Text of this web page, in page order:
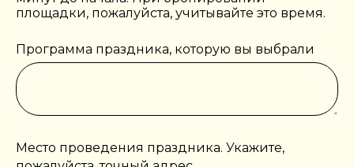
площадки, пожалуйста, учитывайте это время.
Программа праздника, которую вы выбрали
Место проведения праздника. Укажите,